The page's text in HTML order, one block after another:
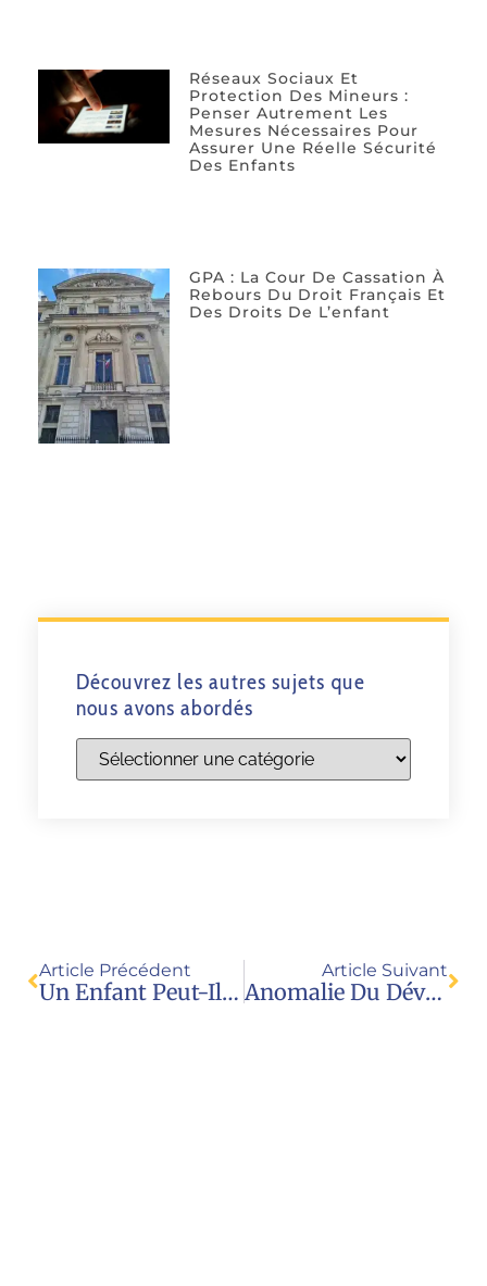
Réseaux Sociaux Et
Protection Des Mineurs :
Penser Autrement Les
Mesures Nécessaires Pour
Assurer Une Réelle Sécurité
Des Enfants
GPA : La Cour De Cassation À
Rebours Du Droit Français Et
Des Droits De L’enfant
Découvrez les autres sujets que
nous avons abordés
Article Précédent
Un Enfant Peut-Il Consentir À Un Acte Sexuel Avec Un Adulte ?
Article Suivant
Anomalie Du Développement Génital: Entretien Esther Pivet